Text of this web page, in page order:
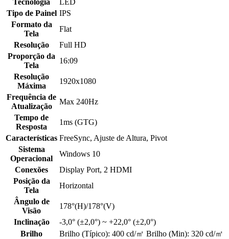
Tecnologia
LED
Tipo de Painel IPS
Formato da
Tela
Flat
Resolução
Full HD
Proporção da
Tela
16:09
Resolução
Máxima
1920x1080
Frequência de
Atualização
Max 240Hz
Tempo de
Resposta
1ms (GTG)
Características FreeSync, Ajuste de Altura, Pivot
Sistema
Operacional
Windows 10
Conexões
Display Port, 2 HDMI
Posição da
Tela
Horizontal
Ângulo de
Visão
178°(H)/178°(V)
Inclinação
-3,0° (±2,0°) ~ +22,0° (±2,0°)
Brilho
Brilho (Típico): 400 cd/㎡ Brilho (Min): 320 cd/㎡